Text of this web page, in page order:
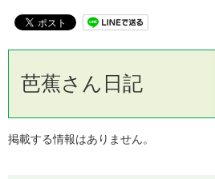
芭蕉さん日記
掲載する情報はありません。